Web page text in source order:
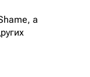
а